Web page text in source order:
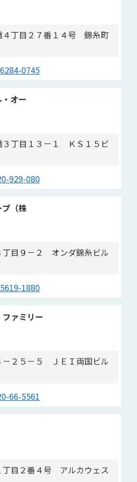
４丁目２７番１４号 錦糸町
0745
オー
３丁目１３－１ ＫＳ１５ビ
929-080
（株
丁目９－２ オンダ錦糸ビル
1880
ァミリー
－２５－５ ＪＥＩ両国ビル
66-5561
丁目２番４号 アルカウェス